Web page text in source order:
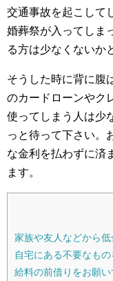
交通事故を起こして
婚葬祭が入ってしま
る方は少なくないか
そうした時に背に腹
のカードローンやク
使ってしまう人は少
っと待って下さい。
な金利を払わずに済
ます。
家族や友人などから低
自宅にある不要なもの
給料の前借りをお願い